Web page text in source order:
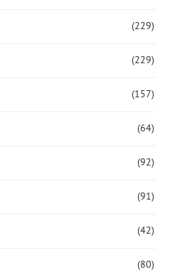
(229)
(229)
(157)
(64)
(92)
(91)
(42)
(80)